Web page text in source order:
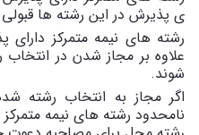
ی پذیرش در این رشته ها
رشته های نیمه متمرکز
علاوه بر مجاز شدن در انتخاب
شوند.
اگر مجاز به انتخاب رشته